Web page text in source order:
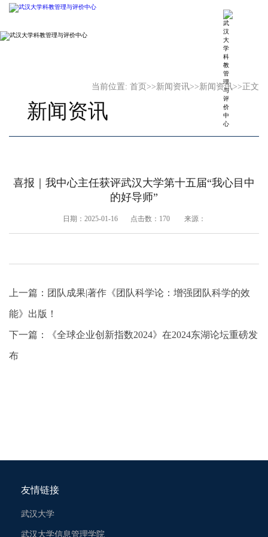
当前位置: 首页 >>新闻资讯>>新闻资讯>> 正文
新闻资讯
喜报｜我中心主任获评武汉大学第十五届“我心目中
的好导师”
日期：2025-01-16 点击数： 170来源：
上一篇： 团队成果|著作《团队科学论：增强团队科学的效
能》出版！
下一篇： 《全球企业创新指数2024》在2024东湖论坛重磅发
布
友情链接
武汉大学
武汉大学信息管理学院